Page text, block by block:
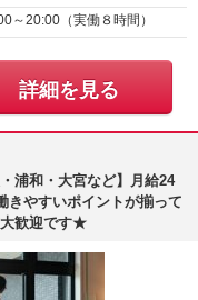
20:00（実働８時間）
詳細を見る
浦和・大宮など】月給24
きやすいポイントが揃って
歓迎です★